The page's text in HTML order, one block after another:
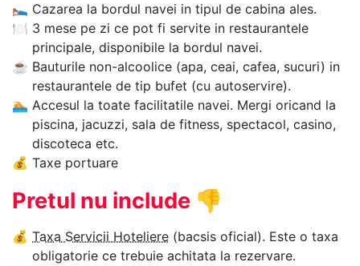
🛌 Cazarea la bordul navei in tipul de cabina ales.
🍽 3 mese pe zi ce pot fi servite in restaurantele
principale, disponibile la bordul navei.
☕ Bauturile non-alcoolice (apa, ceai, cafea, sucuri) in
restaurantele de tip bufet (cu autoservire).
🏊‍ Accesul la toate facilitatile navei. Mergi oricand la
piscina, jacuzzi, sala de fitness, spectacol, casino,
discoteca etc.
💰 Taxe portuare
Pretul nu include 👎
💰 Taxa Servicii Hoteliere (bacsis oficial). Este o taxa
obligatorie ce trebuie achitata la rezervare.